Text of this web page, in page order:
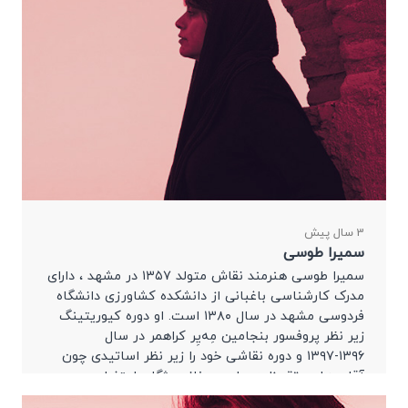
3 سال پیش
سمیرا طوسی
سمیرا طوسی هنرمند نقاش متولد ۱۳۵۷ در مشهد ، دارای
مدرک کارشناسی باغبانی از دانشکده کشاورزی دانشگاه
فردوسی مشهد در سال ۱۳۸۰ است. او دوره کیوریتینگ
زیر نظر پروفسور بنجامین مِه‌یِر کراهمر در سال
۱۳۹۶-۱۳۹۷ و دوره نقاشی خود را زیر نظر اساتیدی چون
آقای هادی تقی‌زاده ریابی و خانم مژگان اعتضادی
گذرانده است.نمایشگاه‌های انفرادی:جدا […]